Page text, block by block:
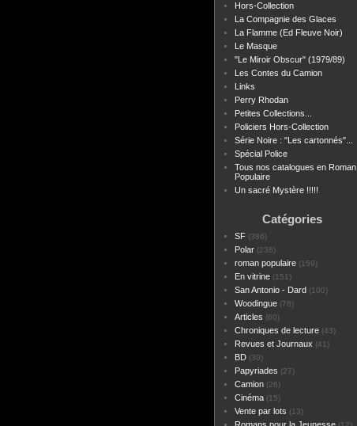
Hors-Collection
La Compagnie des Glaces
La Flamme (Ed Fleuve Noir)
Le Masque
"Le Miroir Obscur" (1979/89)
Les Contes du Camion
Links
Perry Rhodan
Petites Collections...
Policiers Hors-Collection
Série Noire : "Les cartonnés"...
Spécial Police
Tous nos catalogues en Roman
Populaire
Un sacré Mystère !!!!!
Catégories
SF (386)
Polar (236)
roman populaire (159)
En vitrine (151)
San Antonio - Dard (100)
Woodingue (78)
Articles (60)
Chroniques de lecture (43)
Revues et Journaux (41)
BD (30)
Papyriades (27)
Camion (26)
Cinéma (15)
Vente par lots (13)